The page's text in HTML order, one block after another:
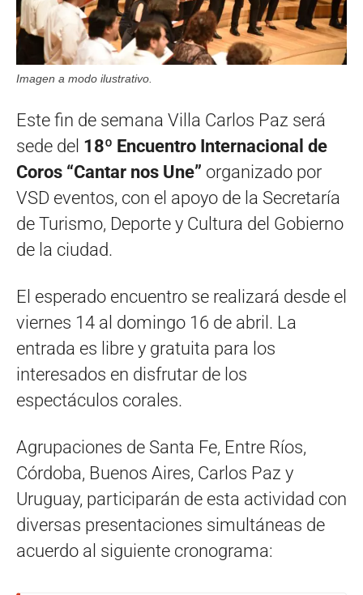
Imagen a modo ilustrativo.
Este fin de semana Villa Carlos Paz será
sede del 18º Encuentro Internacional de
Coros “Cantar nos Une” organizado por
VSD eventos, con el apoyo de la Secretaría
de Turismo, Deporte y Cultura del Gobierno
de la ciudad.
El esperado encuentro se realizará desde el
viernes 14 al domingo 16 de abril. La
entrada es libre y gratuita para los
interesados en disfrutar de los
espectáculos corales.
Agrupaciones de Santa Fe, Entre Ríos,
Córdoba, Buenos Aires, Carlos Paz y
Uruguay, participarán de esta actividad con
diversas presentaciones simultáneas de
acuerdo al siguiente cronograma: